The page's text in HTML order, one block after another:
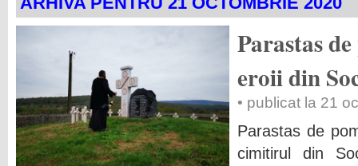
Parastas
eroii din
• publicat la 21
Parastas de
cimitirul din